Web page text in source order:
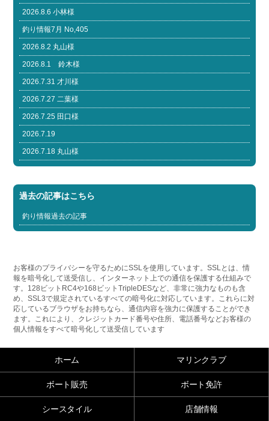
2026.8.6 小林様
釣り情報7月 No,405
2026.8.2 丸山様
2026.8.1 鈴木様
2026.7.31 才川様
2026.7.27 二葉様
2026.7.25 田口様
2026.7.19
2026.7.18 丸山様
過去の記事はこちら
釣り情報過去の記事
お客様のプライバシーを守るためにSSLを使用しています。SSLとは、情
報を暗号化して送受信し、インターネット上での通信を保護する仕組みで
す。128ビットRC4や168ビットTripleDESなど、非常に強力なものも含
め、SSL3で規定されているすべての暗号化に対応しています。これらに対
応しているブラウザをお持ちなら、通信内容を強力に保護することができ
ます。これにより、クレジットカード番号や住所、電話番号などお客様の
個人情報をすべて暗号化して送受信しています
ホーム マリンクラブ
ボート販売 ボート免許
シースタイル 店舗情報